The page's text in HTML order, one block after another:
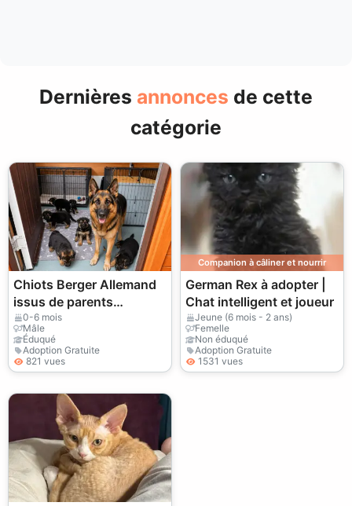
Dernières annonces de cette
catégorie
Chiots Berger Allemand
issus de parents
exceptionnels
0-6 mois
Mâle
Éduqué
Adoption Gratuite
821 vues
Companion à câliner et nourrir
German Rex à adopter |
Chat intelligent et joueur
Jeune (6 mois - 2 ans)
Femelle
Non éduqué
Adoption Gratuite
1531 vues